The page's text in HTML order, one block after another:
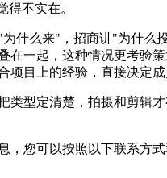
不实在。
么来"，招商讲"为什么
在一起，这种情况更考验
目上的经验，直接决定成
型定清楚，拍摄和剪辑
您可以按照以下联系方